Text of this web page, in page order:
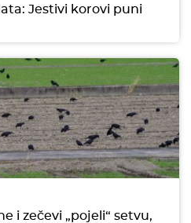
Jestivi korovi puni
i zečevi „pojeli“ setvu,